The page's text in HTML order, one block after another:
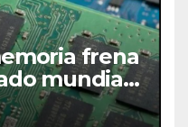
frena
mundial